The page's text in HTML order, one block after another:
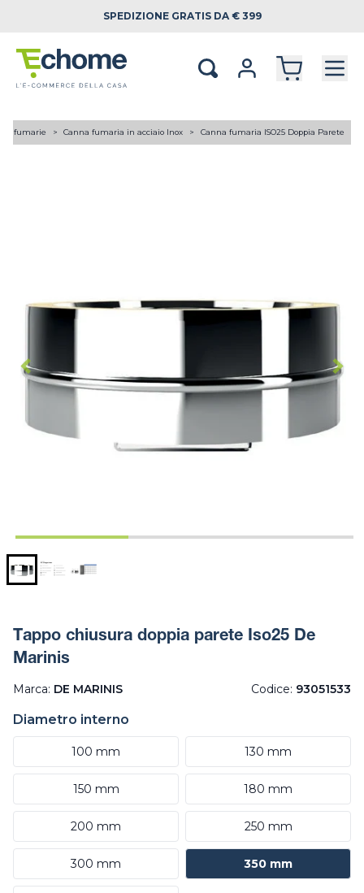
SPEDIZIONE GRATIS DA € 399
fumarie Canna fumaria in acciaio Inox Canna fumaria ISO25 Doppia Parete
Tappo chiusura doppia parete Iso25 De
Marinis
Marca: DE MARINIS Codice: 93051533
Diametro interno
100 mm 130 mm
150 mm 180 mm
200 mm 250 mm
300 mm 350 mm